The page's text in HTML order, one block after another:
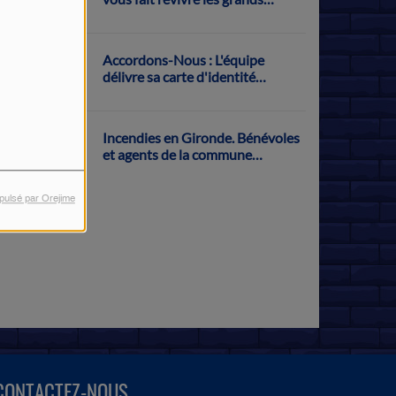
par Orejime
Accordons-Nous : L'équipe
délivre sa carte d'identité
Incendies en Gironde. Bénévoles
et agents de la commune